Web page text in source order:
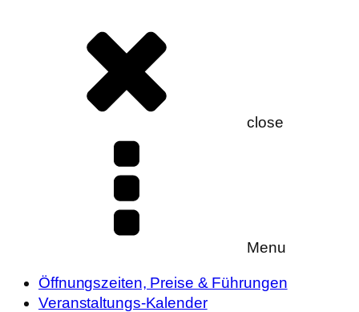
close
Menu
Öffnungszeiten, Preise & Führungen
Veranstaltungs-Kalender